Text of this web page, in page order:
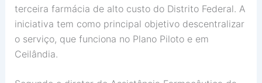
terceira farmácia de alto custo do Distrito Federal. A
iniciativa tem como principal objetivo descentralizar
o serviço, que funciona no Plano Piloto e em
Ceilândia.